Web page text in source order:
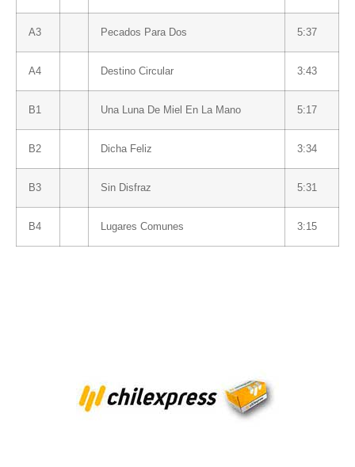
A3 Pecados Para Dos 5:37
A4 Destino Circular 3:43
B1 Una Luna De Miel En La Mano 5:17
B2 Dicha Feliz 3:34
B3 Sin Disfraz 5:31
B4 Lugares Comunes 3:15